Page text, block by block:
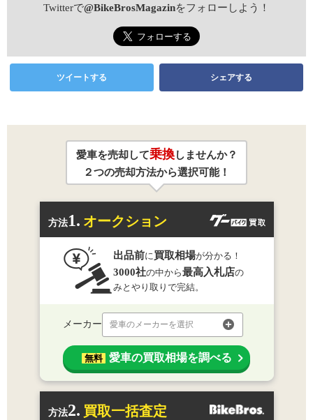
Twitterで@BikeBrosMagazinをフォローしよう！
ツイートする シェアする
愛車を売却して乗換しませんか？
２つの売却方法から選択可能！
方法1. オークション
出品前に 買取相場が分かる！
3000社の中から最高入札店の
みとやり取りで完結。
メーカー 愛車のメーカーを選択
無料 愛車の買取相場を調べる
方法2. 買取一括査定